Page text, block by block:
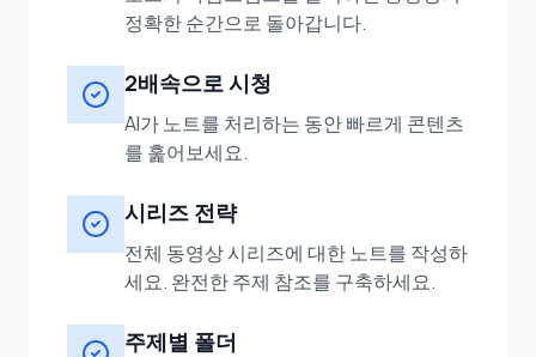
정확한 순간으로 돌아갑니다.
2배속으로 시청
AI가 노트를 처리하는 동안 빠르게 콘텐츠
를 훑어보세요.
시리즈 전략
전체 동영상 시리즈에 대한 노트를 작성하
세요. 완전한 주제 참조를 구축하세요.
주제별 폴더